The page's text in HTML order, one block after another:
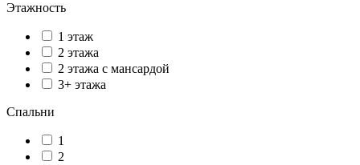
Этажность
1 этаж
2 этажа
2 этажа с мансардой
3+ этажа
Спальни
1
2